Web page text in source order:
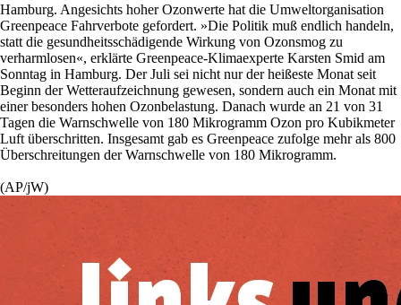
Hamburg. Angesichts hoher Ozonwerte hat die Umweltorganisation
Greenpeace Fahrverbote gefordert. »Die Politik muß endlich handeln,
statt die gesundheitsschädigende Wirkung von Ozonsmog zu
verharmlosen«, erklärte Greenpeace-Klimaexperte Karsten Smid am
Sonntag in Hamburg. Der Juli sei nicht nur der heißeste Monat seit
Beginn der Wetteraufzeichnung gewesen, sondern auch ein Monat mit
einer besonders hohen Ozonbelastung. Danach wurde an 21 von 31
Tagen die Warnschwelle von 180 Mikrogramm Ozon pro Kubikmeter
Luft überschritten. Insgesamt gab es Greenpeace zufolge mehr als 800
Überschreitungen der Warnschwelle von 180 Mikrogramm.
(AP/jW)